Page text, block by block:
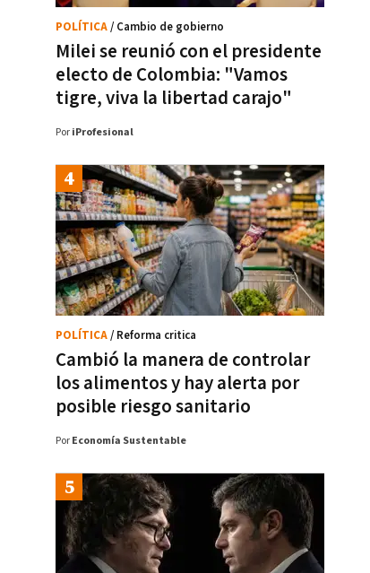
Milei se reunió con el presidente
electo de Colombia: "Vamos
tigre, viva la libertad carajo"
POLÍTICA/ Cambio de gobierno
Por iProfesional
Cambió la manera de controlar
los alimentos y hay alerta por
posible riesgo sanitario
POLÍTICA/ Reforma critica
Por Economía Sustentable